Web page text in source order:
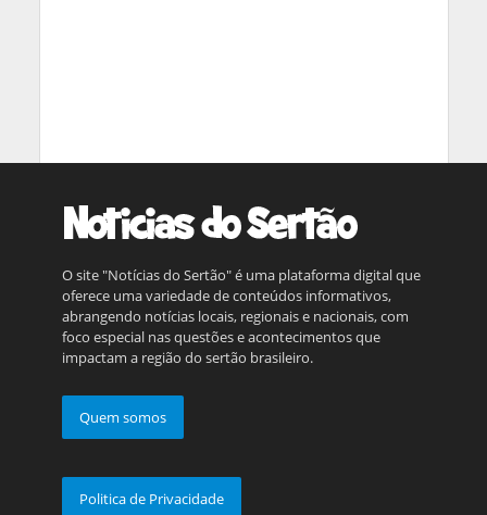
O site "Notícias do Sertão" é uma plataforma digital que
oferece uma variedade de conteúdos informativos,
abrangendo notícias locais, regionais e nacionais, com
foco especial nas questões e acontecimentos que
impactam a região do sertão brasileiro.
Quem somos
Politica de Privacidade